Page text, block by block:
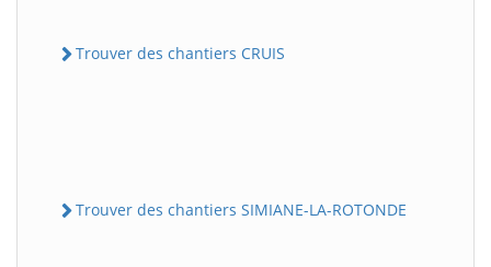
Trouver des chantiers CRUIS
Trouver des chantiers SIMIANE-LA-ROTONDE